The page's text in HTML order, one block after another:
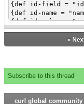
id-field,
row = 0,
{FieldSpec
{FieldSpec
}
}
{def ws2 =
{Worksheet 4,
{widths
{def id-field =
{def id-name =
{def id-value =
{def item-rs1 =
String},
{RecordField
DataSource.double-
},
«
Subscribe to this thread
curl global community